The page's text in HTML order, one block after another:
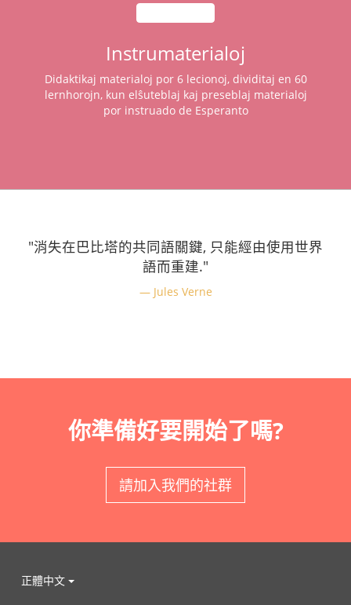
Instrumaterialoj
Didaktikaj materialoj por 6 lecionoj, dividitaj en 60
lernhorojn, kun elŝuteblaj kaj preseblaj materialoj
por instruado de Esperanto
"消失在巴比塔的共同語關鍵, 只能經由使用世界
語而重建."
Jules Verne
你準備好要開始了嗎?
請加入我們的社群
正體中文